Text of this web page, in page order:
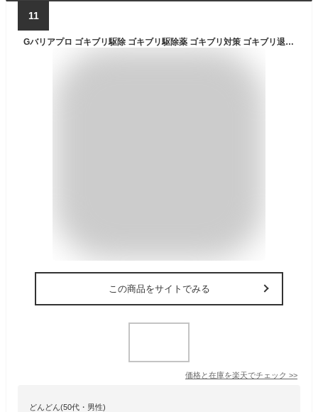
11
Gバリアプロ ゴキブリ駆除 ゴキブリ駆除薬 ゴキブリ対策 ゴキブリ退治 害虫駆除 台所 キッチン 日用品 殺虫剤 業務用
この商品をサイトでみる
価格と在庫を楽天でチェック >>
どんどん(50代・男性)